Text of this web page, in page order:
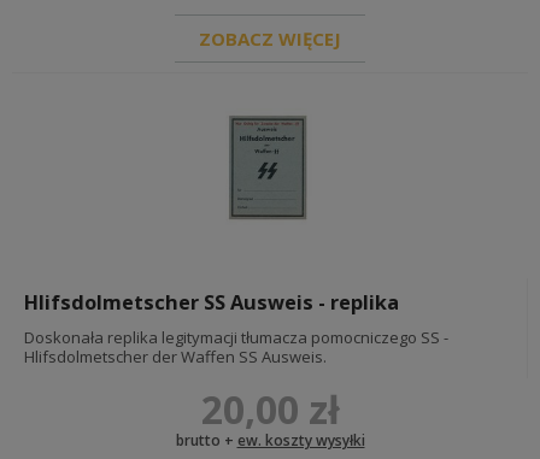
ZOBACZ WIĘCEJ
Hlifsdolmetscher SS Ausweis - replika
Doskonała replika legitymacji tłumacza pomocniczego SS -
Hlifsdolmetscher der Waffen SS Ausweis.
20,00 zł
brutto + ew. koszty wysyłki